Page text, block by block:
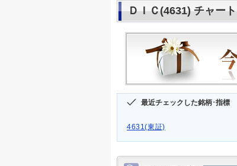
ＤＩＣ(4631) チャート
最近チェックした銘柄･指標
4631(東証)